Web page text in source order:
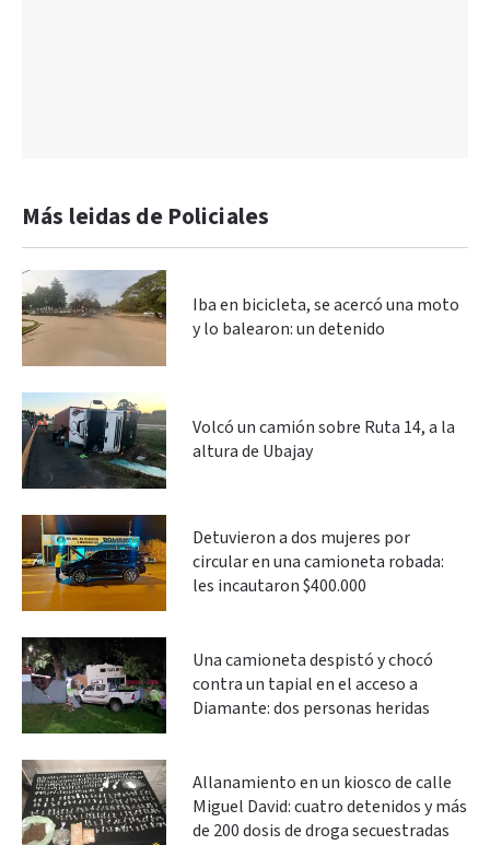
Más leidas de Policiales
Iba en bicicleta, se acercó una moto
y lo balearon: un detenido
Volcó un camión sobre Ruta 14, a la
altura de Ubajay
Detuvieron a dos mujeres por
circular en una camioneta robada:
les incautaron $400.000
Una camioneta despistó y chocó
contra un tapial en el acceso a
Diamante: dos personas heridas
Allanamiento en un kiosco de calle
Miguel David: cuatro detenidos y más
de 200 dosis de droga secuestradas